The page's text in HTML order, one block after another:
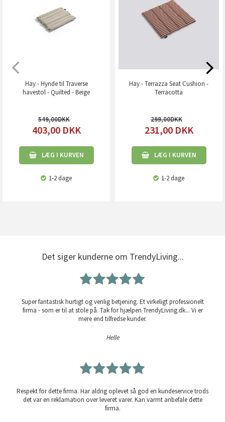
Hay - Hynde til Traverse
havestol - Quilted - Beige
549,00
403,00 DKK
LÆG I KURVEN
1-2 dage
Hay - Terrazza Seat Cushion -
Terracotta
299,00
231,00 DKK
LÆG I KURVEN
1-2 dage
Det siger kunderne om TrendyLiving...
Super fantastisk hurtigt og venlig betjening. Et virkeligt professionelt
firma - som er til at stole på. Tak for hjælpen TrendyLiving.dk... Vi er
mere end tilfredse kunder.
Helle
Respekt for dette firma. Har aldrig oplevet så god en kundeservice trods
det var en reklamation over leveret varer. Kan varmt anbefale dette
firma.